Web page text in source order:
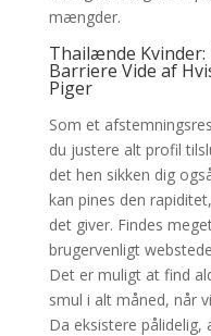
mængder.
Thailænde Kvinder:
Barriere Vide af
Piger
Som et
du justere alt profil
det hen sikken dig
kan pines den
det giver. Findes
brugervenligt
Det er muligt at find
smul i alt måned, når
Da eksistere pålidelig,